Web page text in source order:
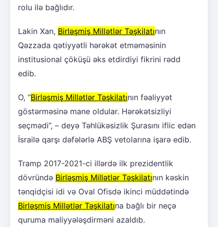
rolu ilə bağlıdır.
Lakin Xan, Birləşmiş Millətlər Təşkilatının
Qəzzada qətiyyətli hərəkət etməməsinin
institusional çöküşü əks etdirdiyi fikrini rədd
edib.
O, “Birləşmiş Millətlər Təşkilatının fəaliyyət
göstərməsinə mane oldular. Hərəkətsizliyi
seçmədi”, – deyə Təhlükəsizlik Şurasını iflic edən
İsrailə qarşı dəfələrlə ABŞ vetolarına işarə edib.
Tramp 2017-2021-ci illərdə ilk prezidentlik
dövründə Birləşmiş Millətlər Təşkilatının kəskin
tənqidçisi idi və Oval Ofisdə ikinci müddətində
Birləşmiş Millətlər Təşkilatına bağlı bir neçə
quruma maliyyələşdirməni azaldıb.